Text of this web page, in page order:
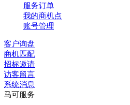
服务订单
我的商机点
账号管理
客户询盘
商机匹配
招标邀请
访客留言
系统消息
马可服务